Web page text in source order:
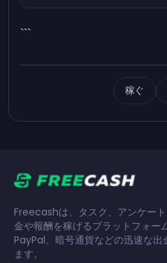
```
稼ぐ
Freecashは、タスク、アンケー
金や報酬を稼げるプラットフォー
PayPal、暗号通貨などの迅速な
ます。